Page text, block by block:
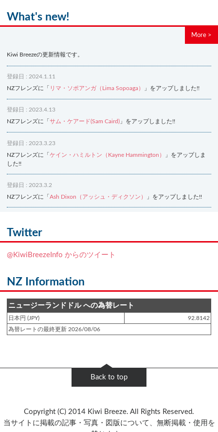
What's new!
More >
Kiwi Breezeの更新情報です。
登録日 : 2024.1.11
NZフレンズに「 リマ・ソポアンガ（Lima Sopoaga） 」をアップしました!!
登録日 : 2023.4.13
NZフレンズに「 サム・ケアード(Sam Caird) 」をアップしました!!
登録日 : 2023.3.23
NZフレンズに「 ケイン・ハミルトン（Kayne Hammington）
」をアップしま
した!!
登録日 : 2023.3.2
NZフレンズに「 Ash Dixon（アッシュ・ディクソン） 」をアップしました!!
NZフレンズに「
登録日 : 2019.4.10
登録日 : 2019.2.28
NZクッキングに「ニュージーランド産キウイの酢の物
登録日 : 2019.2.4
NZフレンズに「Jane Forrest-Waghorn」をアップしました!!
Twitter
@KiwiBreezeInfo からのツイート
NZ Information
ニュージーランドドル への為替レート
日本円 (JPY)
92.8142
為替レートの最終更新 2026/08/06
Back to top
Copyright (C) 2014 Kiwi Breeze. All Rights Reserved.
当サイトに掲載の記事・写真・図版について、無断掲載・使用を